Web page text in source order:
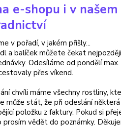
Frans Hals- Denivka - 1 ks
Denivka - 1
e-shopu i v našem
v pořadí, v jakém přišly...
a balíček můžete čekat
Odesíláme od pondělí
přes víkend.
chvíli máme všechny rostliny,
může stát, že při odeslání některá
položku z faktury. Pokud si
vědět do poznámky.